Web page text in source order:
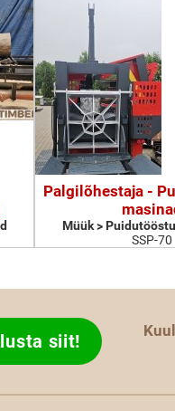
Palgilõhestaja -
Müük >
SSP-70
siit!